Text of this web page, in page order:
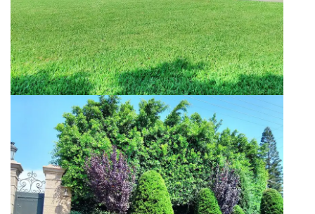
Διαμόρφωση Περιβάλλοντα Χώρου
Βίλας στα Φιλιατρά